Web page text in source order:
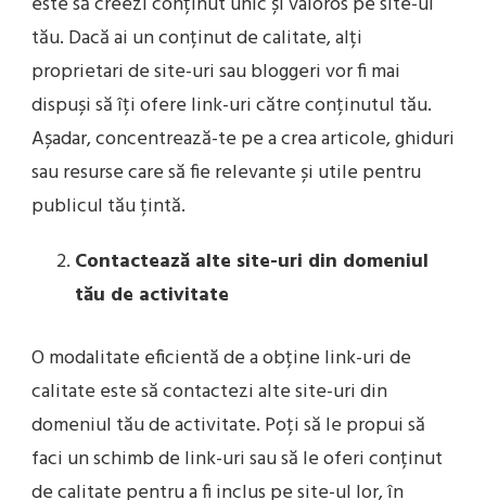
tău. Dacă ai un conținut de calitate, alți
proprietari de site-uri sau bloggeri vor fi mai
dispuși să îți ofere link-uri către conținutul tău.
Așadar, concentrează-te pe a crea articole, ghiduri
sau resurse care să fie relevante și utile pentru
publicul tău țintă.
Contactează alte site-uri din domeniul
tău de activitate
O modalitate eficientă de a obține link-uri de
calitate este să contactezi alte site-uri din
domeniul tău de activitate. Poți să le propui să
faci un schimb de link-uri sau să le oferi conținut
de calitate pentru a fi inclus pe site-ul lor, în